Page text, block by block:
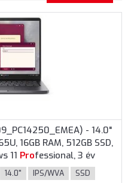
- 14.0"
16GB RAM, 512GB SSD,
11 Professional, 3 év
14.0" IPS/WVA
SSD